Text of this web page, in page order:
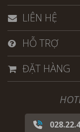
LIÊN HỆ
HỖ TRỢ
ĐẶT HÀNG